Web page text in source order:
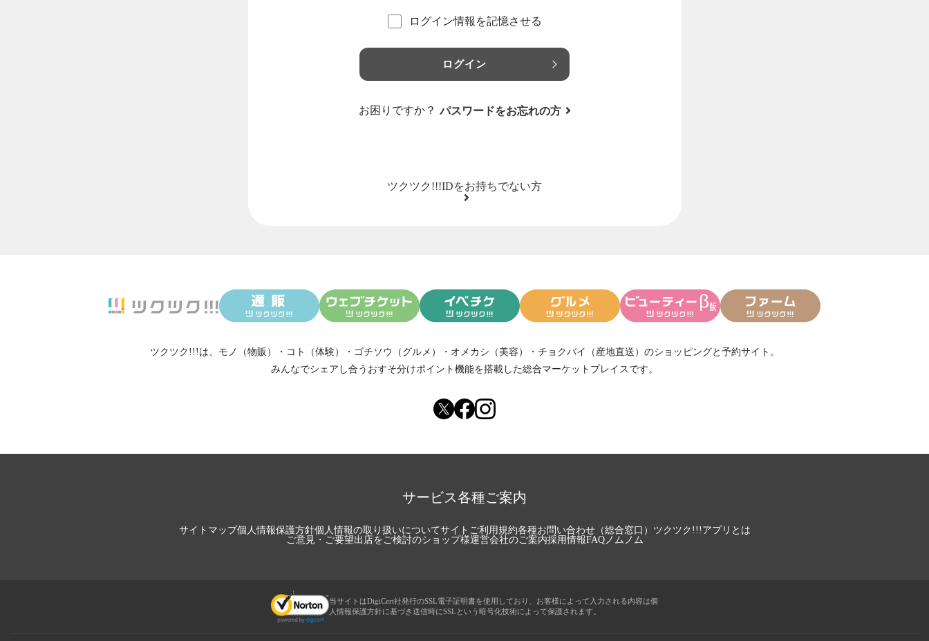
ログイン情報を記憶させる
ログイン
お困りですか？ パスワードをお忘れの方
ツクツク!!!IDをお持ちでない方
ツクツク!!!は、 モノ（物販） ・ コト（体験） ・ ゴチソウ（グルメ） ・ オメカシ（美容） ・ チョクバイ（産地直送） のショッピングと予約サイト。
みんなでシェアし合う おすそ分けポイント機能を搭載した総合マーケットプレイスです。
サービス各種ご案内
サイトマップ個人情報保護方針個人情報の取り扱いについてサイトご利用規約各種お問い合わせ（総合窓口） ツクツク!!!アプリとは
ご意見・ご要望出店をご検討のショップ様運営会社のご案内採用情報FAQノムノム
当サイトはDigiCert社発行のSSL電子証明書を使用しており、お客様によって入力される内容は個
人情報保護方針に基づき送信時にSSLという暗号化技術によって保護されます。